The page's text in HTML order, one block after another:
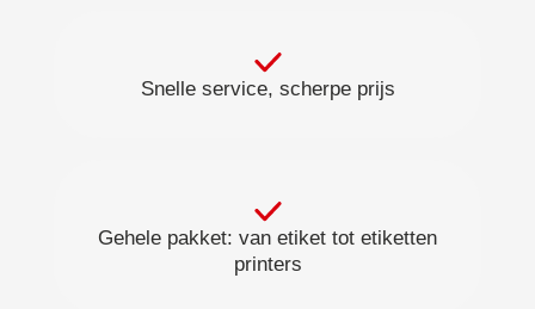
Snelle service, scherpe prijs
Gehele pakket: van etiket tot etiketten
printers